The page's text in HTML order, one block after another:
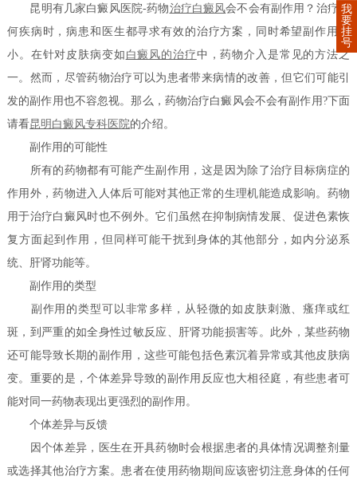
昆明有几家白癜风医院-药物治疗白癜风会不会有副作用？治疗任
何疾病时，病患和医生都寻求有效的治疗方案，同时希望副作用更
小。在针对皮肤病变如 白癜风的治疗中，药物介入是常见的方法之
一。然而，尽管药物治疗可以为患者带来病情的改善，但它们可能引
发的副作用也不容忽视。那么，药物治疗白癜风会不会有副作用?下面
请看昆明白癜风专科医院的介绍。
副作用的可能性
所有的药物都有可能产生副作用，这是因为除了治疗目标病症的
作用外，药物进入人体后可能对其他正常的生理机能造成影响。药物
用于治疗白癜风时也不例外。它们虽然在抑制病情发展、促进色素恢
复方面起到作用，但同样可能干扰到身体的其他部分，如内分泌系
统、肝肾功能等。
副作用的类型
副作用的类型可以非常多样，从轻微的如皮肤刺激、瘙痒或红
斑，到严重的如全身性过敏反应、肝肾功能损害等。此外，某些药物
还可能导致长期的副作用，这些可能包括色素沉着异常或其他皮肤病
变。重要的是，个体差异导致的副作用反应也大相径庭，有些患者可
能对同一药物表现出更强烈的副作用。
个体差异与反馈
因个体差异，医生在开具药物时会根据患者的具体情况调整剂量
或选择其他治疗方案。患者在使用药物期间应该密切注意身体的任何
我
要
挂
号